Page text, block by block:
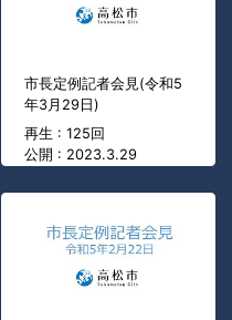
市長定例記者会見(令和5
年3月29日)
再生 : 125回
公開 : 2023.3.29